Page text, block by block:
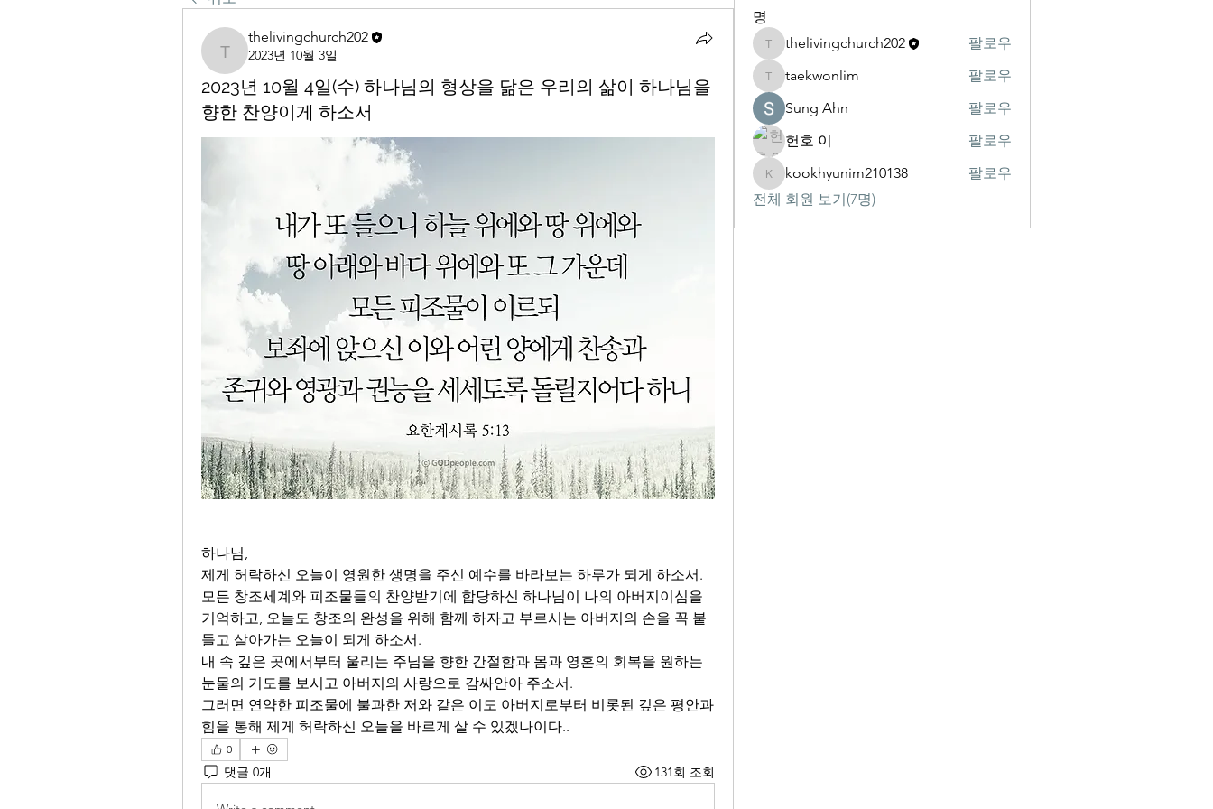
thelivingchurch202
thelivingchurch202
2023년 10월 3일
2023년 10월 4일(수) 하나님의 형상을 닮은 우리의 삶이 하나님을
향한 찬양이게 하소서
하나님,
제게 허락하신 오늘이 영원한 생명을 주신 예수를 바라보는 하루가 되게 하소서.
모든 창조세계와 피조물들의 찬양받기에 합당하신 하나님이 나의 아버지이심을
기억하고, 오늘도 창조의 완성을 위해 함께 하자고 부르시는 아버지의 손을 꼭 붙
들고 살아가는 오늘이 되게 하소서.
내 속 깊은 곳에서부터 울리는 주님을 향한 간절함과 몸과 영혼의 회복을 원하는
눈물의 기도를 보시고 아버지의 사랑으로 감싸안아 주소서.
그러면 연약한 피조물에 불과한 저와 같은 이도 아버지로부터 비롯된 깊은 평안과
힘을 통해 제게 허락하신 오늘을 바르게 살 수 있겠나이다..
0
댓글 0개 131회 조회
명
thelivingchurch202
thelivingchurch202 팔로우
taekwonlim
taekwonlim
팔로우
Sung Ahn
팔로우
헌호 이
팔로우
kookhyunim210138
kookhyunim210138
팔로우
전체 회원 보기(7명)